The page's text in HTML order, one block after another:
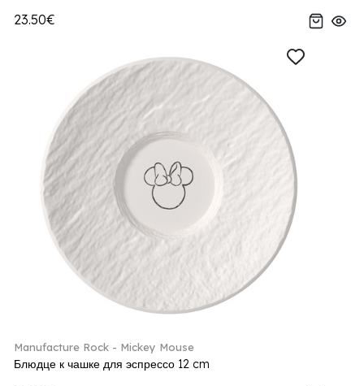
23.50€
Manufacture Rock - Mickey Mouse
Блюдце к чашке для эспрессо 12 cm